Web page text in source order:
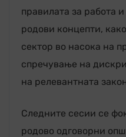
правилата за работа
родови концепти,
сектор во насока на
спречување на
на релевантната
Следните сесии се
родово одговорни